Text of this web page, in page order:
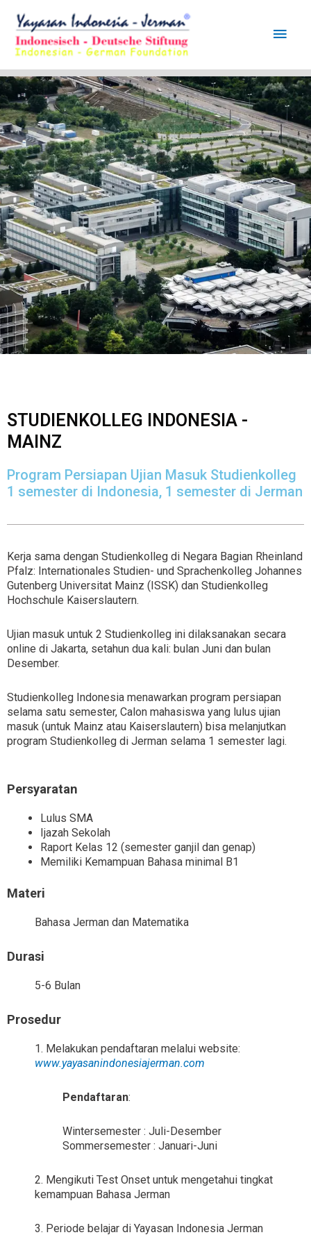
STUDIENKOLLEG INDONESIA -
MAINZ
Program Persiapan Ujian Masuk Studienkolleg
1 semester di Indonesia, 1 semester di Jerman
Kerja sama dengan Studienkolleg di Negara Bagian Rheinland
Pfalz: Internationales Studien- und Sprachenkolleg Johannes
Gutenberg Universitat Mainz (ISSK) dan Studienkolleg
Hochschule Kaiserslautern.
Ujian masuk untuk 2 Studienkolleg ini dilaksanakan secara
online di Jakarta, setahun dua kali: bulan Juni dan bulan
Desember.
Studienkolleg Indonesia menawarkan program persiapan
selama satu semester, Calon mahasiswa yang lulus ujian
masuk (untuk Mainz atau Kaiserslautern) bisa melanjutkan
program Studienkolleg di Jerman selama 1 semester lagi.
Persyaratan
Lulus SMA
Ijazah Sekolah
Raport Kelas 12 (semester ganjil dan genap)
Memiliki Kemampuan Bahasa minimal B1
Materi
Bahasa Jerman dan Matematika
Durasi
5-6 Bulan
Prosedur
1. Melakukan pendaftaran melalui website:
www.yayasanindonesiajerman.com
Pendaftaran:
Wintersemester : Juli-Desember
Sommersemester : Januari-Juni
2. Mengikuti Test Onset untuk mengetahui tingkat
kemampuan Bahasa Jerman
3. Periode belajar di Yayasan Indonesia Jerman